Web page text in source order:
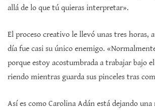
allá de lo que tú quieras interpretar».
El proceso creativo le llevó unas tres horas,
día fue casi su único enemigo.
porque estoy acostumbrada a trabajar bajo
riendo mientras guarda sus pinceles tras
Así es como Carolina Adán está dejando